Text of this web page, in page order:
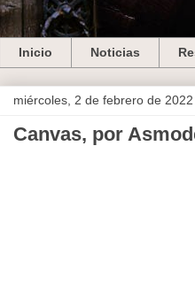
Inicio Noticias
miércoles, 2 de febrero de 2022
Canvas, por